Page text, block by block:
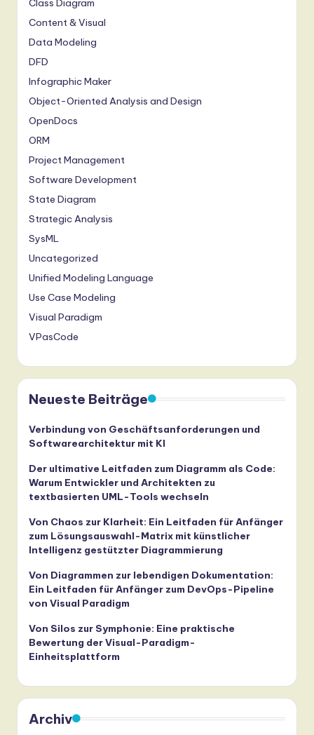
Class Diagram
Content & Visual
Data Modeling
DFD
Infographic Maker
Object-Oriented Analysis and Design
OpenDocs
ORM
Project Management
Software Development
State Diagram
Strategic Analysis
SysML
Uncategorized
Unified Modeling Language
Use Case Modeling
Visual Paradigm
VPasCode
Neueste Beiträge
Verbindung von Geschäftsanforderungen und
Softwarearchitektur mit KI
Der ultimative Leitfaden zum Diagramm als Code:
Warum Entwickler und Architekten zu
textbasierten UML-Tools wechseln
Von Chaos zur Klarheit: Ein Leitfaden für Anfänger
zum Lösungsauswahl-Matrix mit künstlicher
Intelligenz gestützter Diagrammierung
Von Diagrammen zur lebendigen Dokumentation:
Ein Leitfaden für Anfänger zum DevOps-Pipeline
von Visual Paradigm
Von Silos zur Symphonie: Eine praktische
Bewertung der Visual-Paradigm-
Einheitsplattform
Archiv